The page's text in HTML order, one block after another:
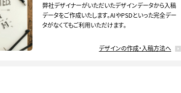
弊社デザイナーがいただいたデザインデータから入稿
データをご作成いたします。AIやPSDといった完全デー
タがなくてもご利用いただけます。
デザインの作成・入稿方法へ